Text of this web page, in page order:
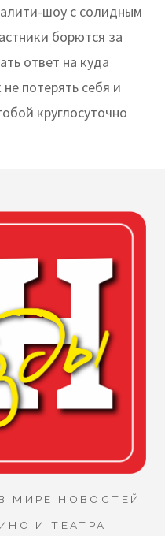
шоу с солидным
борются за
ответ на куда
потерять себя и
круглосуточно
МИРЕ НОВОСТЕЙ
И ТЕАТРА